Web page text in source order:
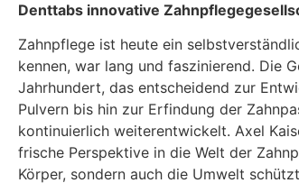
Denttabs innovative
Zahnpflege ist heute ein
kennen, war lang und faszinierend. Die
Jahrhundert, das entscheidend zur
Pulvern bis hin zur Erfindung der
kontinuierlich weiterentwickelt. Axel
frische Perspektive in die Welt der
Körper, sondern auch die Umwelt